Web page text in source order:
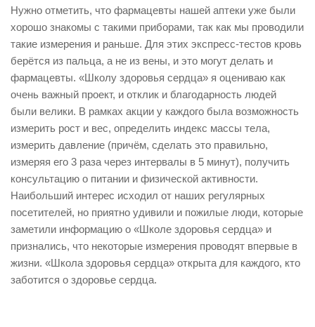
Нужно отметить, что фармацевты нашей аптеки уже были
хорошо знакомы с такими приборами, так как мы проводили
такие измерения и раньше. Для этих экспресс-тестов кровь
берётся из пальца, а не из вены, и это могут делать и
фармацевты. «Школу здоровья сердца» я оцениваю как
очень важный проект, и отклик и благодарность людей
были велики. В рамках акции у каждого была возможность
измерить рост и вес, определить индекс массы тела,
измерить давление (причём, сделать это правильно,
измеряя его 3 раза через интервалы в 5 минут), получить
консультацию о питании и физической активности.
Наибольший интерес исходил от наших регулярных
посетителей, но приятно удивили и пожилые люди, которые
заметили информацию о «Школе здоровья сердца» и
признались, что некоторые измерения проводят впервые в
жизни. «Школа здоровья сердца» открыта для каждого, кто
заботится о здоровье сердца.